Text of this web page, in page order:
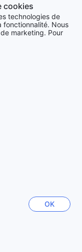
cookies
technologies de
fonctionnalité. Nous
marketing. Pour
OK